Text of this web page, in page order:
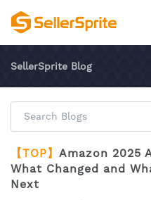
SellerSprite Blog
【TOP】 Amazon 2025
What Changed and
Next